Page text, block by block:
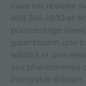
cuve est réalisée
AISI 304-18/10 et
pourcentage
garantissent une
solidité et une
aux phénomènes
incroyable